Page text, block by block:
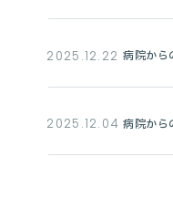
2025.12.22 病院から
2025.12.04 病院から